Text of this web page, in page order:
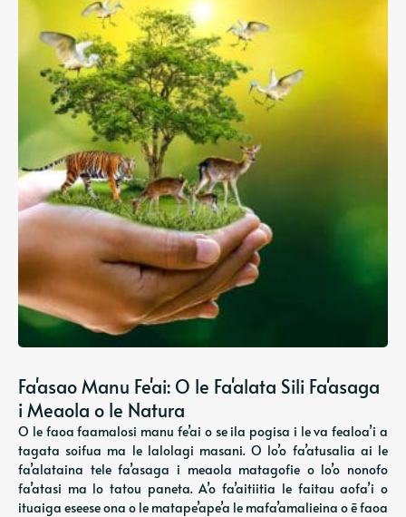
Fa'asao Manu Fe'ai: O le Fa'alata Sili Fa'asaga
i Meaola o le Natura
O le faoa faamalosi manu fe’ai o se ila pogisa i le va fealoa’i a
tagata soifua ma le lalolagi masani. O lo’o fa’atusalia ai le
fa’alataina tele fa’asaga i meaola matagofie o lo’o nonofo
fa’atasi ma lo tatou paneta. A’o fa’aitiitia le faitau aofa’i o
ituaiga eseese ona o le matape’ape’a le mafa’amalieina o ē faoa